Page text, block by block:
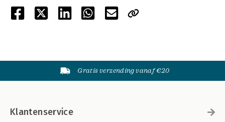
Gratis verzending vanaf €20
Klantenservice